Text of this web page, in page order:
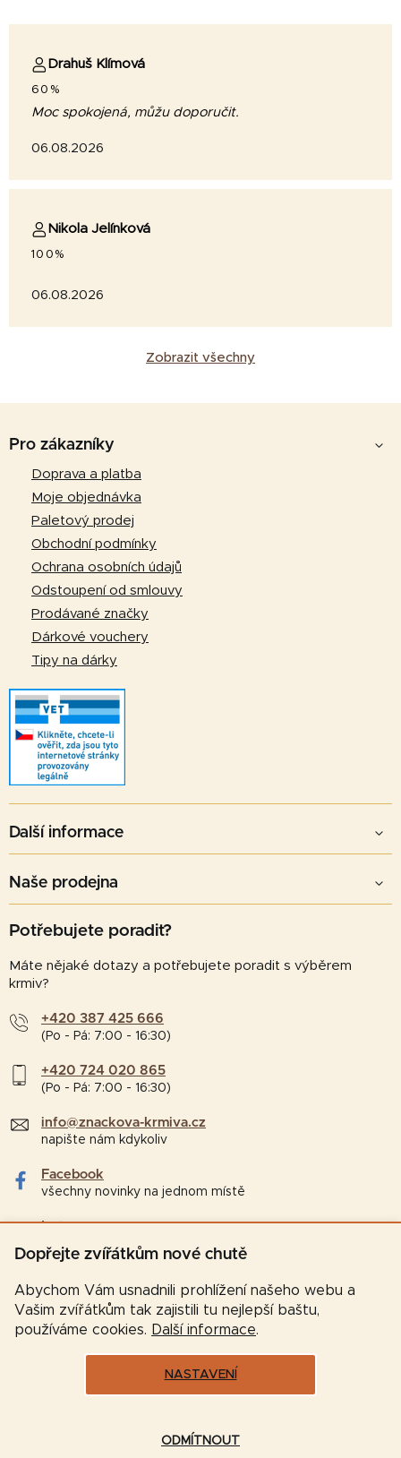
Dopřejte zvířátkům nové chutě
Abychom Vám usnadnili prohlížení našeho webu a
Vašim zvířátkům tak zajistili tu nejlepší baštu,
používáme cookies. Další informace.
NASTAVENÍ
ODMÍTNOUT
Drahuš Klímová
60%
Moc spokojená, můžu doporučit.
06.08.2026
Nikola Jelínková
100%
06.08.2026
Zobrazit všechny
Pro zákazníky
Doprava a platba
Moje objednávka
Paletový prodej
Obchodní podmínky
Ochrana osobních údajů
Odstoupení od smlouvy
Prodávané značky
Dárkové vouchery
Tipy na dárky
Další informace
Naše prodejna
Potřebujete poradit?
Máte nějaké dotazy a potřebujete poradit s výběrem
krmiv?
+420 387 425 666
(Po - Pá: 7:00 - 16:30)
+420 724 020 865
(Po - Pá: 7:00 - 16:30)
info@znackova-krmiva.cz
napište nám kdykoliv
Facebook
všechny novinky na jednom místě
Instagram
tipy a zajímavosti pro chovatele
Vytvořil Shoptet